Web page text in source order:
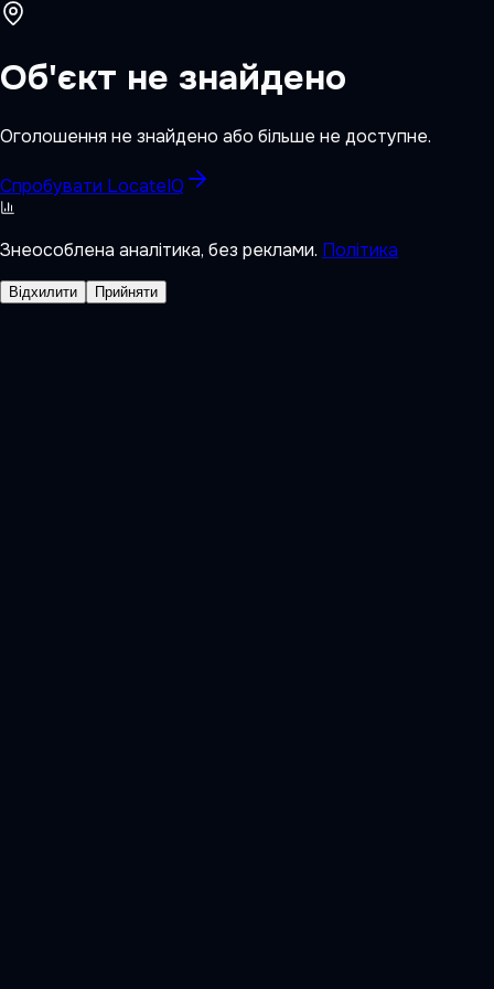
Об'єкт не знайдено
Оголошення не знайдено або більше не доступне.
Спробувати LocateIQ
Знеособлена аналітика, без реклами. Політика
Відхилити Прийняти